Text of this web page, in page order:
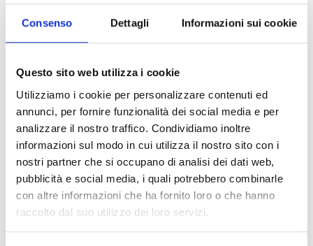
Consenso Dettagli Informazioni sui cookie
Questo sito web utilizza i cookie
Utilizziamo i cookie per personalizzare contenuti ed
annunci, per fornire funzionalità dei social media e per
analizzare il nostro traffico. Condividiamo inoltre
informazioni sul modo in cui utilizza il nostro sito con i
nostri partner che si occupano di analisi dei dati web,
pubblicità e social media, i quali potrebbero combinarle
con altre informazioni che ha fornito loro o che hanno
raccolto dal suo utilizzo dei loro servizi.
Sale riunioni a Milano
Gennaio 8, 2018
Se sei interessato a prendere in affitto delle sale
riunioni a Milano, Donatello Coworking, nel cuore di
Città Studi, offre varie possibilità. Questo spazio di
coworking, a pochi passi da Piazza Piola, dà la